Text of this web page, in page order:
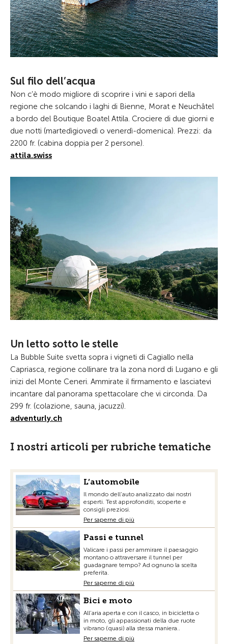
Sul filo dell’acqua
Non c’è modo migliore di scoprire i vini e sapori della
regione che solcando i laghi di Bienne, Morat e Neuchâtel
a bordo del Boutique Boatel Attila. Crociere di due giorni e
due notti (martedìgiovedì o venerdì-domenica). Prezzi: da
2200 fr. (cabina doppia per 2 persone).
attila.swiss
Un letto sotto le stelle
La Bubble Suite svetta sopra i vigneti di Cagiallo nella
Capriasca, regione collinare tra la zona nord di Lugano e gli
inizi del Monte Ceneri. Ammirate il firmamento e lasciatevi
incantare dal panorama spettacolare che vi circonda. Da
299 fr. (colazione, sauna, jacuzzi).
adventurly.ch
I nostri articoli per rubriche tematiche
L’automobile
Il mondo dell’auto analizzato dai nostri
esperti. Test approfonditi, scoperte e
consigli preziosi.
Per saperne di più
Passi e tunnel
Valicare i passi per ammirare il paesaggio
montano o attraversare il tunnel per
guadagnare tempo? Ad ognuno la scelta
preferita.
Per saperne di più
Bici e moto
All’aria aperta e con il casco, in bicicletta o
in moto, gli appassionati della due ruote
vibrano (quasi) alla stessa maniera..
Per saperne di più